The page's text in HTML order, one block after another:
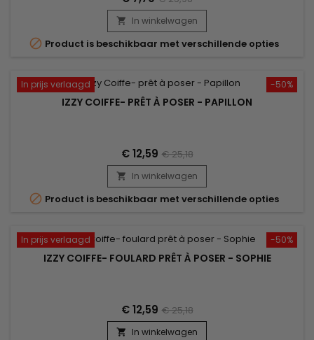
geven! Ongeëvenaard comfort en een prachtige afwerking.
Wordt geleverd met een sieraad voor een elegante look.
 In winkelwagen
 Product is beschikbaar met verschillende opties
-50%
In prijs verlaagd
IZZY COIFFE- PRÊT À POSER - PAPILLON
€ 12,59 € 25,18
 In winkelwagen
 Product is beschikbaar met verschillende opties
-50%
In prijs verlaagd
IZZY COIFFE- FOULARD PRÊT À POSER - SOPHIE
€ 12,59 € 25,18
 In winkelwagen